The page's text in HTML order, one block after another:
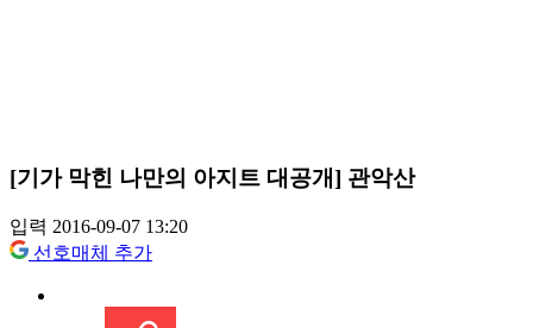
[기가 막힌 나만의 아지트 대공개] 관악산
입력 2016-09-07 13:20
선호매체 추가